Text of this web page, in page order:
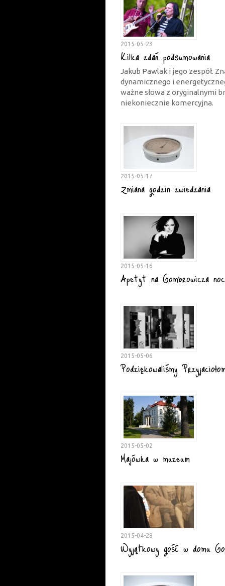
2015-05-23
Kilka zdań podsumowania
Jakub Pawlak i jego zespół.
dynamicznego i
ważne słowa z oryginalnymi
niekoniecznie komercyjna.
2015-05-17
Zmiana godzin zwiedzania
2015-05-16
Apetyt na Gombrowicza
2015-05-06
Podziękowaliśmy
2015-05-02
Majówka w muzeum
2015-04-28
Wyjątkowy gość w domu